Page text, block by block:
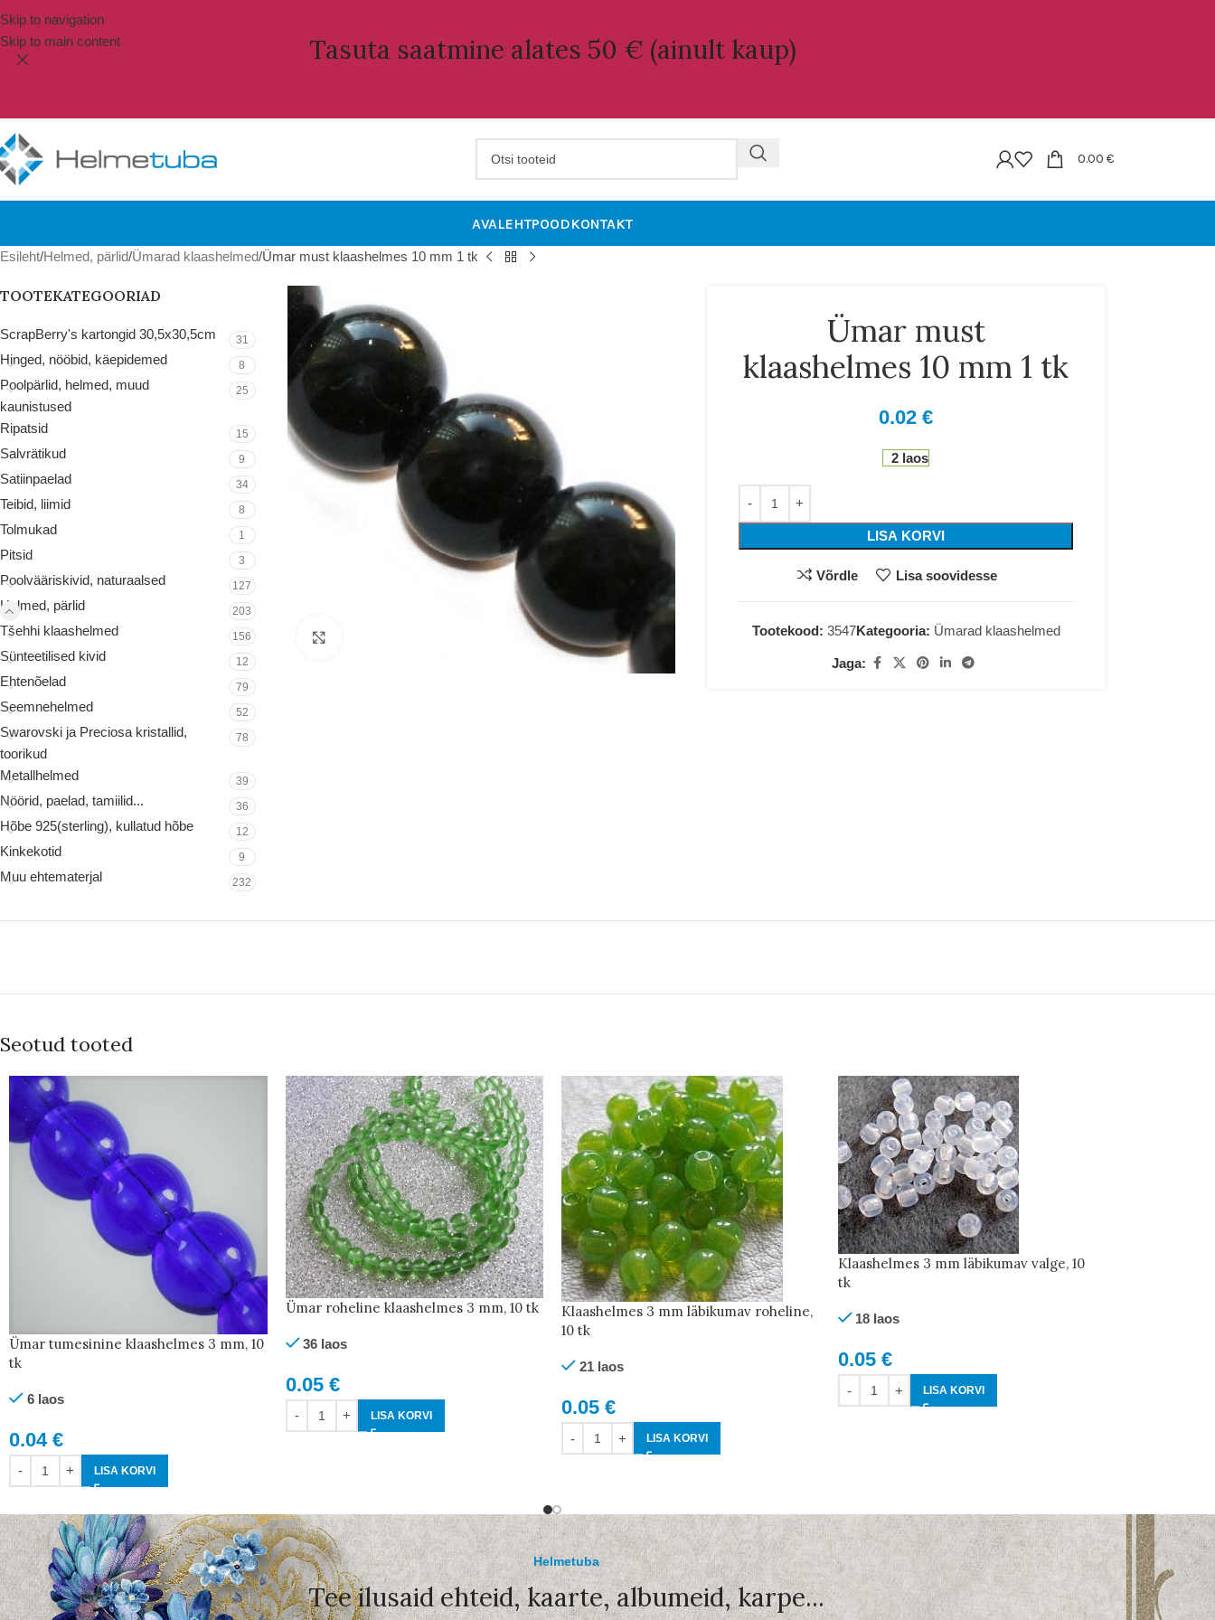
Skip to navigation
Skip to main content
Tasuta saatmine alates 50 € (ainult kaup)
0.00 €
AVALEHTPOODKONTAKT
Esileht Helmed, pärlid Ümarad klaashelmed Ümar must klaashelmes 10 mm 1 tk
TOOTEKATEGOORIAD
ScrapBerry's kartongid 30,5x30,5cm 31
Hinged, nööbid, käepidemed 8
Poolpärlid, helmed, muud
kaunistused
25
Ripatsid 15
Salvrätikud 9
Satiinpaelad 34
Teibid, liimid 8
Tolmukad 1
Pitsid 3
Poolvääriskivid, naturaalsed 127
Helmed, pärlid 203
Tšehhi klaashelmed 156
Sünteetilised kivid 12
Ehtenõelad 79
Seemnehelmed 52
Swarovski ja Preciosa kristallid,
toorikud
78
Metallhelmed 39
Nöörid, paelad, tamiilid... 36
Hõbe 925(sterling), kullatud hõbe 12
Kinkekotid 9
Muu ehtematerjal 232
Ümar must
klaashelmes 10 mm 1 tk
0.02€
2 laos
LISA KORVI
Võrdle Lisa soovidesse
Tootekood: 3547Kategooria: Ümarad klaashelmed
Jaga:
Seotud tooted
Ümar tumesinine klaashelmes 3 mm, 10
tk
6 laos
0.04 €
LISA KORVI
Ümar roheline klaashelmes 3 mm, 10 tk
36 laos
0.05 €
LISA KORVI
Klaashelmes 3 mm läbikumav roheline,
10 tk
21 laos
0.05 €
LISA KORVI
Klaashelmes 3 mm läbikumav valge, 10
tk
18 laos
0.05 €
LISA KORVI
Helmetuba
Tee ilusaid ehteid, kaarte, albumeid, karpe...